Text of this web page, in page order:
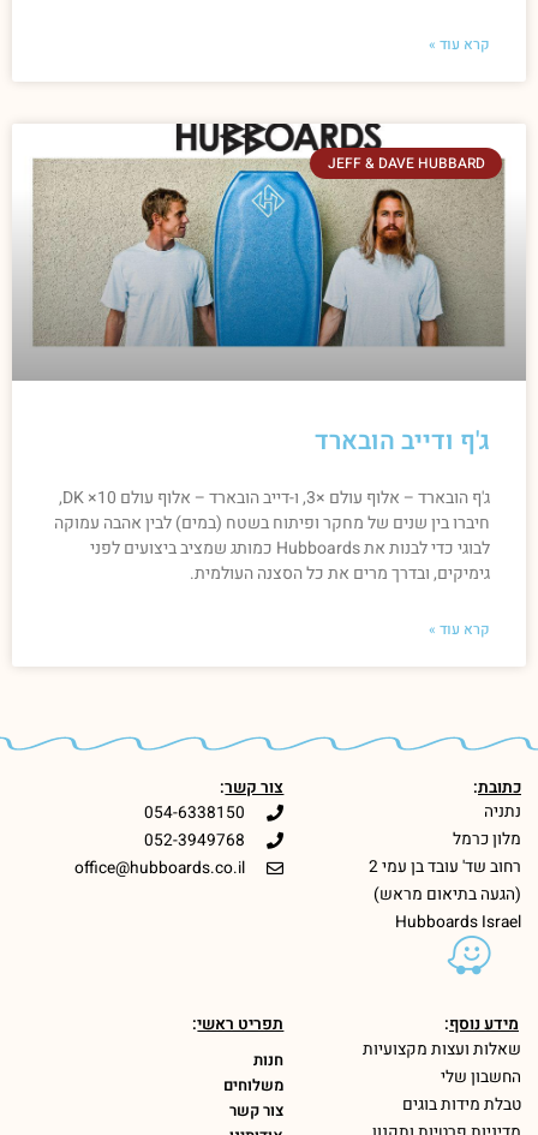
קרא עוד »
JEFF & DAVE HUBBARD
ג'ף ודייב הובארד
ג'ף הובארד – אלוף עולם ×3, ו-דייב הובארד – אלוף עולם DK ×10,
חיברו בין שנים של מחקר ופיתוח בשטח (במים) לבין אהבה עמוקה
לבוגי כדי לבנות את Hubboards כמותג שמציב ביצועים לפני
גימיקים, ובדרך מרים את כל הסצנה העולמית.
קרא עוד »
כתובת:
נתניה
מלון כרמל
רחוב שד' עובד בן עמי 2
(הגעה בתיאום מראש)
Hubboards Israel
צור קשר:
054-6338150
052-3949768
office@hubboards.co.il
מידע נוסף:
שאלות ועצות מקצועיות
החשבון שלי
טבלת מידות בוגים
תפריט ראשי:
חנות
משלוחים
צור קשר